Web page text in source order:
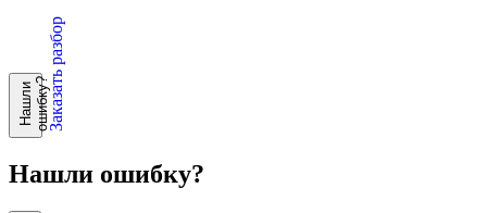
Н
а
ш
л
и
о
ш
и
б
к
у?Заказать разбор
Нашли ошибку?